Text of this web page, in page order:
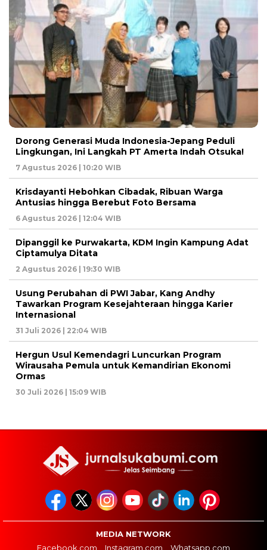
Dorong Generasi Muda Indonesia-Jepang Peduli
Lingkungan, Ini Langkah PT Amerta Indah Otsuka!
7 Agustus 2026 | 10:20 WIB
Krisdayanti Hebohkan Cibadak, Ribuan Warga
Antusias hingga Berebut Foto Bersama
6 Agustus 2026 | 12:04 WIB
Dipanggil ke Purwakarta, KDM Ingin Kampung Adat
Ciptamulya Ditata
2 Agustus 2026 | 19:30 WIB
Usung Perubahan di PWI Jabar, Kang Andhy
Tawarkan Program Kesejahteraan hingga Karier
Internasional
31 Juli 2026 | 22:04 WIB
Hergun Usul Kemendagri Luncurkan Program
Wirausaha Pemula untuk Kemandirian Ekonomi
Ormas
30 Juli 2026 | 15:09 WIB
MEDIA NETWORK
Facebook.com
Instagram.com Whatsapp.com